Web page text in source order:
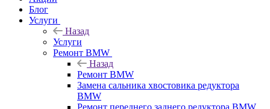
Блог
Услуги
Назад
Услуги
Ремонт BMW
Назад
Ремонт BMW
Замена сальника хвостовика редуктора
BMW
Ремонт переднего заднего редуктора BMW